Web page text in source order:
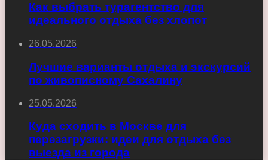
Как выбрать турагентство для
идеального отдыха без хлопот
26.05.2026
Лучшие варианты отдыха и экскурсий
по живописному Сахалину
25.05.2026
Куда сходить в Москве для
перезагрузки: идеи для отдыха без
выезда из города